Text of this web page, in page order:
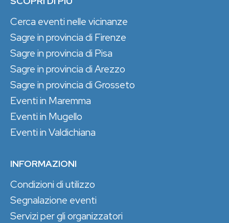
Cerca eventi nelle vicinanze
Sagre in provincia di Firenze
Sagre in provincia di Pisa
Sagre in provincia di Arezzo
Sagre in provincia di Grosseto
Eventi in Maremma
Eventi in Mugello
Eventi in Valdichiana
INFORMAZIONI
Condizioni di utilizzo
Segnalazione eventi
Servizi per gli organizzatori